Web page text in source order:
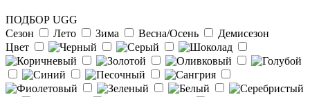
Отзыв от Натальи
г.Красноярск
ПОДБОР UGG
Сезон
Лето Зима Весна/Осень
Демисезон
Цвет